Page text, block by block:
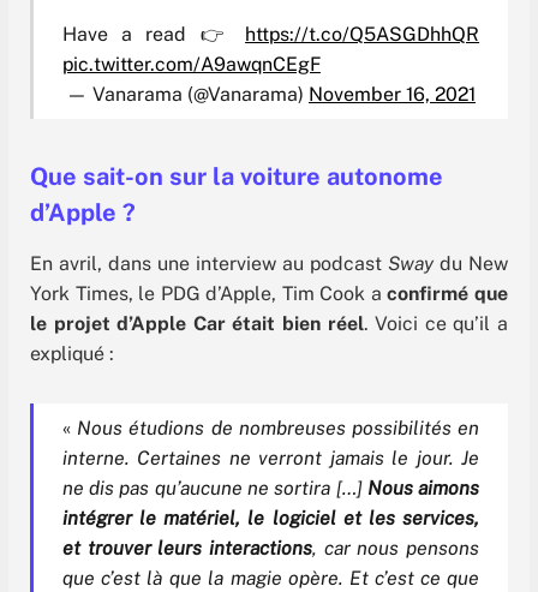
Have a read 👉 https://t.co/Q5ASGDhhQR
pic.twitter.com/A9awqnCEgF
— Vanarama (@Vanarama) November 16, 2021
Que sait-on sur la voiture autonome
d’Apple ?
En avril, dans une interview au podcast Sway du New
York Times, le PDG d’Apple, Tim Cook aconfirmé que
le projet d’Apple Car était bien réel. Voici ce qu’il a
expliqué :
« Nous étudions de nombreuses possibilités en
interne. Certaines ne verront jamais le jour. Je
ne dis pas qu’aucune ne sortira […] Nous aimons
intégrer le matériel, le logiciel et les services,
et trouver leurs interactions, car nous pensons
que c’est là que la magie opère. Et c’est ce que